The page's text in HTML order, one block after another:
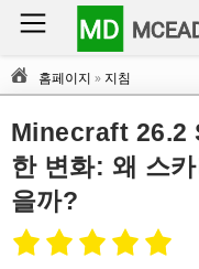
MD
홈페이지 » 지침
Minecraft 26.2
한 변화: 왜 스
을까?